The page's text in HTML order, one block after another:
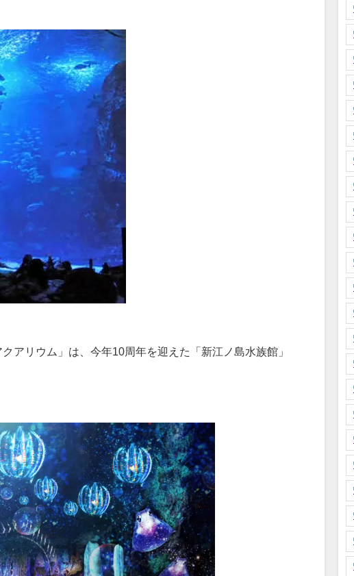
アリウム」は、今年10周年を迎えた「新江ノ島水族館」